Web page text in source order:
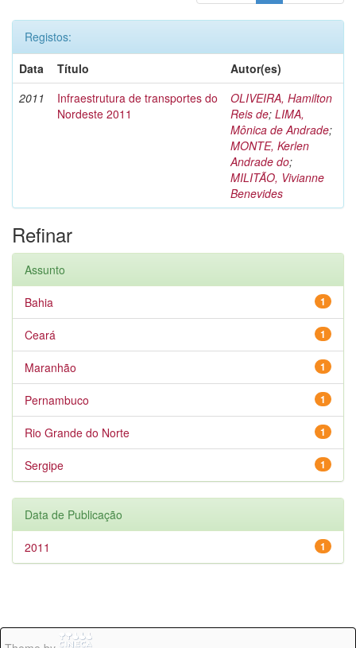
Registos:
Data
Título
Autor(es)
2011
Infraestrutura de transportes do
Nordeste 2011
OLIVEIRA, Hamilton
Reis de; LIMA,
Mônica de Andrade;
MONTE, Kerlen
Andrade do;
MILITÃO, Vivianne
Benevides
Refinar
Assunto
1
Bahia
1
Ceará
1
Maranhão
1
Pernambuco
1
Rio Grande do Norte
1
Sergipe
Data de Publicação
1
2011